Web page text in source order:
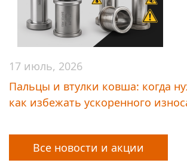
17 июль, 2026
Пальцы и втулки ковша: когда
как избежать ускоренного
Все новости и акции